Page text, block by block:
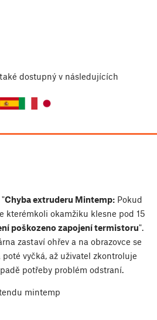
dostupný v následujících
Chyba extruderu Mintemp: Pokud
kterémkoli okamžiku klesne pod 15
poškozeno zapojení termistoru".
zastaví ohřev a na obrazovce se
poté vyčká, až uživatel zkontroluje
potřeby problém odstraní.
mintemp